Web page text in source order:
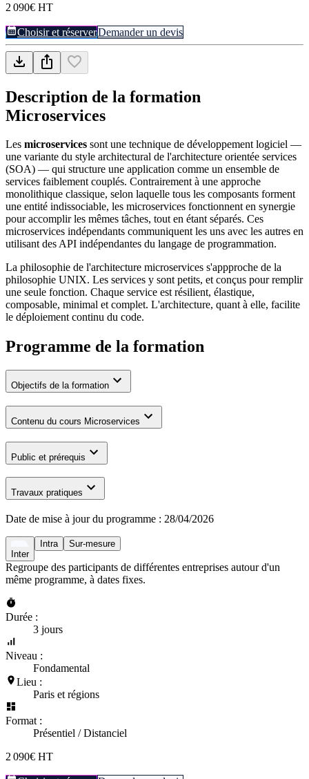
2 090€ HT
Choisir et réserverDemander un devis
Description de la formation
Microservices
Les microservices sont une technique de développement logiciel —
une variante du style architectural de l'architecture orientée services
(SOA) — qui structure une application comme un ensemble de
services faiblement couplés. Contrairement à une approche
monolithique classique, selon laquelle tous les composants forment
une entité indissociable, les microservices fonctionnent en synergie
pour accomplir les mêmes tâches, tout en étant séparés. Ces
microservices indépendants communiquent les uns avec les autres en
utilisant des API indépendantes du langage de programmation.
La philosophie de l'architecture microservices s'appproche de la
philosophie UNIX. Les services y sont petits, et conçus pour remplir
une seule fonction. Chaque service est résilient, élastique,
composable, minimal et complet. L'architecture, quant à elle, facilite
le déploiement continu du code.
Programme de la formation
Objectifs de la formation
Contenu du cours Microservices
Public et prérequis
Travaux pratiques
Date de mise à jour du programme : 28/04/2026
Inter
Intra Sur-mesure
Regroupe des participants de différentes entreprises autour d'un
même programme, à dates fixes.
Durée :
3 jours
Niveau :
Fondamental
Lieu :
Paris et régions
Format :
Présentiel / Distanciel
2 090€ HT